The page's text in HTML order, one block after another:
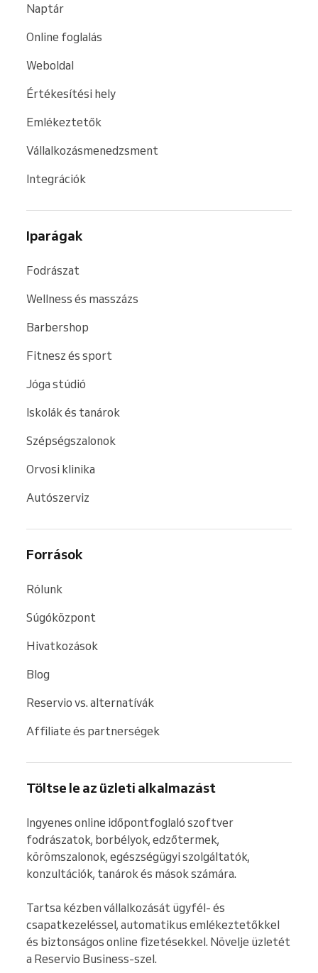
Naptár
Online foglalás
Weboldal
Értékesítési hely
Emlékeztetők
Vállalkozásmenedzsment
Integrációk
Iparágak
Fodrászat
Wellness és masszázs
Barbershop
Fitnesz és sport
Jóga stúdió
Iskolák és tanárok
Szépségszalonok
Orvosi klinika
Autószerviz
Források
Rólunk
Súgóközpont
Hivatkozások
Blog
Reservio vs. alternatívák
Affiliate és partnerségek
Töltse le az üzleti alkalmazást
Ingyenes online időpontfoglaló szoftver
fodrászatok, borbélyok, edzőtermek,
körömszalonok, egészségügyi szolgáltatók,
konzultációk, tanárok és mások számára.
Tartsa kézben vállalkozását ügyfél- és
csapatkezeléssel, automatikus emlékeztetőkkel
és biztonságos online fizetésekkel. Növelje üzletét
a Reservio Business-szel.